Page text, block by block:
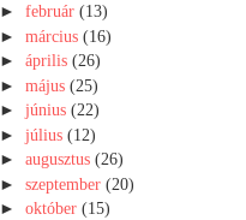
►február(13)
►március(16)
►április(26)
►május(25)
►június(22)
►július(12)
►augusztus(26)
►szeptember(20)
►október(15)